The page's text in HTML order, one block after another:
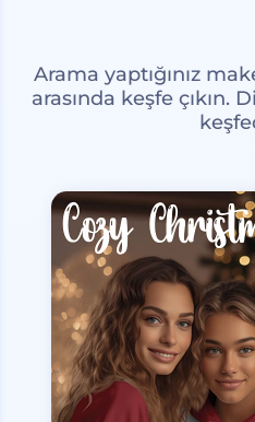
Arama yaptığınız
arasında keşfe çıkın.